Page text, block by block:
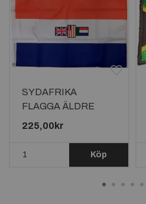
SYDAFRIKA
FLAGGA ÄLDRE
MODELL 150X90CM
225,00kr
Köp